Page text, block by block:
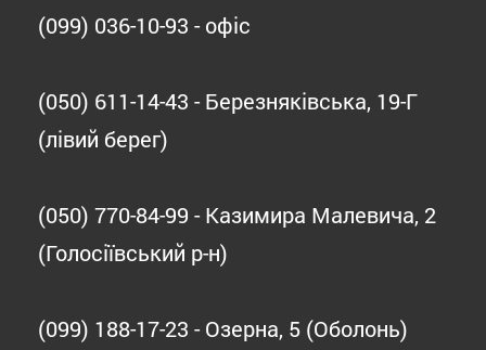
(099) 036-10-93 - офіс
(050) 611-14-43 - Березняківська, 19-Г
(лівий берег)
(050) 770-84-99 - Казимира Малевича, 2
(Голосіївський р-н)
(099) 188-17-23 - Озерна, 5 (Оболонь)